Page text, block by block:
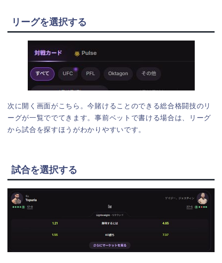
リーグを選択する
次に開く画面がこちら。今賭けることのできる総合格闘技のリ
ーグが一覧ででてきます。事前ベットで書ける場合は、リーグ
から試合を探すほうがわかりやすいです。
試合を選択する